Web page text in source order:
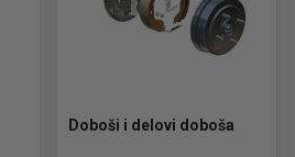
Doboši i delovi doboša